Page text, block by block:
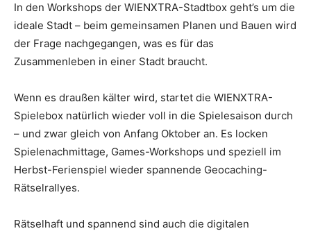
In den Workshops der WIENXTRA-Stadtbox geht’s um die
ideale Stadt – beim gemeinsamen Planen und Bauen wird
der Frage nachgegangen, was es für das
Zusammenleben in einer Stadt braucht.
Wenn es draußen kälter wird, startet die WIENXTRA-
Spielebox natürlich wieder voll in die Spielesaison durch
– und zwar gleich von Anfang Oktober an. Es locken
Spielenachmittage, Games-Workshops und speziell im
Herbst-Ferienspiel wieder spannende Geocaching-
Rätselrallyes.
Rätselhaft und spannend sind auch die digitalen